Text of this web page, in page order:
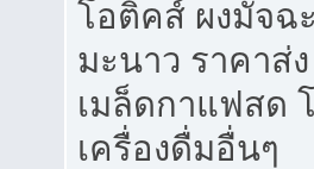
โอติคส์ ผงมัจฉ
มะนาว ราคาส่
เมล็ดกาแฟสด
เครื่องดื่มอื่นๆ